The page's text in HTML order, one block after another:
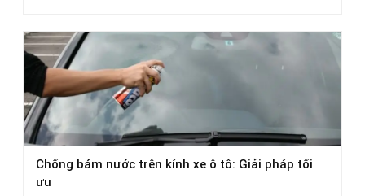
Dẫn
Chọn
Nước
Rửa
Xe
Phù
Chống bám nước trên kính xe ô tô: Giải pháp tối
ưu